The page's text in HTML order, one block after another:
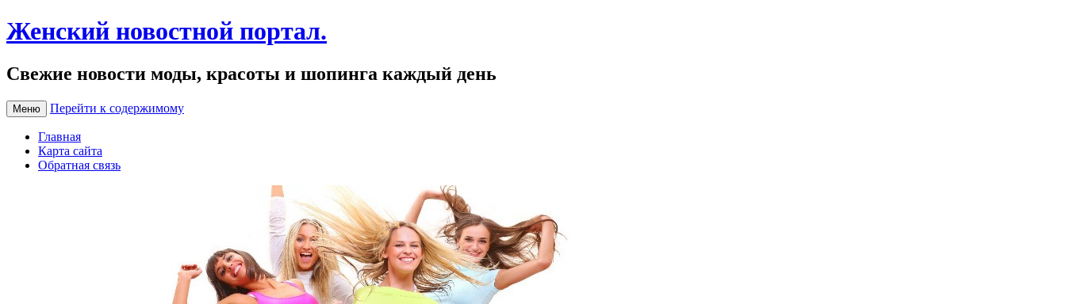
Женский новостной портал.
Свежие новости моды, красоты и шопинга каждый день
Меню Перейти к содержимому
Главная
Карта сайта
Обратная связь